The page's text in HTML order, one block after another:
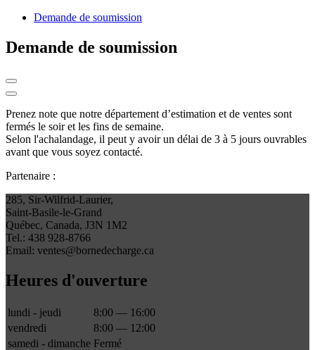
Demande de soumission
Demande de soumission
Prenez note que notre département d’estimation et de ventes sont
fermés le soir et les fins de semaine.
Selon l'achalandage, il peut y avoir un délai de 3 à 5 jours ouvrables
avant que vous soyez contacté.
Partenaire :
285, Sir-Wilfrid-Laurier,
Saint-Basile-le-Grand
Québec, Canada, J3N 1M2
Tel.: 438 928-8766
Email: ventes@bornedecharge.ca
Heures d'ouverture
lundi - jeudi
8:00 — 16:00
vendredi
8:00 — 12:00
samedi - dimanche Fermé